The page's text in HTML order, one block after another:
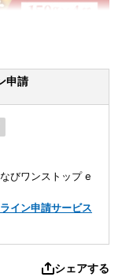
申請
びワンストップ e
イン申請サービス
シェアする